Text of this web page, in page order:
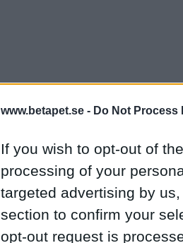
www.betapet.se - Do Not Process
If you wish to opt-out of
processing of your
targeted advertising by
section to confirm your
opt-out request is